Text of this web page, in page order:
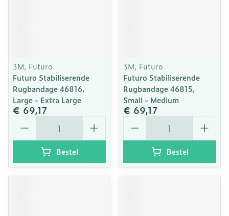
3M, Futuro
Futuro Stabiliserende
Rugbandage 46816,
Large - Extra Large
€ 69,17
Aantal
Bestel
3M, Futuro
Futuro Stabiliserende
Rugbandage 46815,
Small - Medium
€ 69,17
Aantal
Bestel